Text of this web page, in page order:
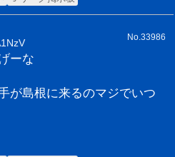
No.33986
ーな
が島根に来るのマジでいつ